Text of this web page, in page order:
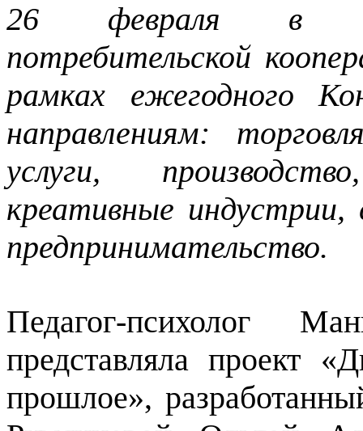
26 февраля в
потребительской
рамках ежегодного
направлениям:
услуги,
креативные индустрии,
предпринимательство.
Педагог-психолог
представляла проект
прошлое»,